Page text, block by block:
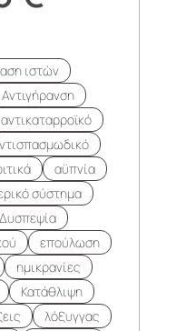
ιστών
Αντιγήρανση
αντικαταρροϊκό
αϋπνία
σύστημα
Δυσπεψία
επούλωση
ημικρανίες
Κατάθλιψη
λόξυγγας